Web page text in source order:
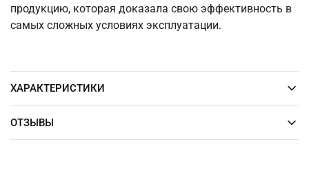
продукцию, которая доказала свою эффективность в
самых сложных условиях эксплуатации.
ХАРАКТЕРИСТИКИ
ОТЗЫВЫ